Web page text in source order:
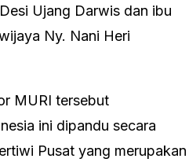
Ujang Darwis dan ibu
Ny. Nani Heri
MURI tersebut
ini dipandu secara
Pusat yang merupakan